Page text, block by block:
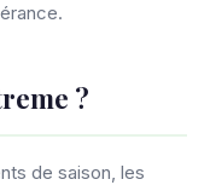
?
de saison, les